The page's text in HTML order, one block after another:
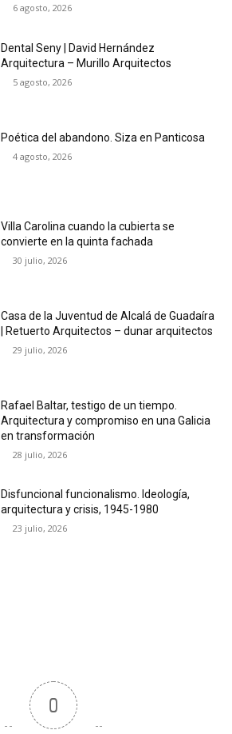
6 agosto, 2026
Dental Seny | David Hernández
Arquitectura – Murillo Arquitectos
5 agosto, 2026
Poética del abandono. Siza en Panticosa
4 agosto, 2026
Villa Carolina cuando la cubierta se
convierte en la quinta fachada
30 julio, 2026
Casa de la Juventud de Alcalá de Guadaíra
| Retuerto Arquitectos – dunar arquitectos
29 julio, 2026
Rafael Baltar, testigo de un tiempo.
Arquitectura y compromiso en una Galicia
en transformación
28 julio, 2026
Disfuncional funcionalismo. Ideología,
arquitectura y crisis, 1945-1980
23 julio, 2026
0